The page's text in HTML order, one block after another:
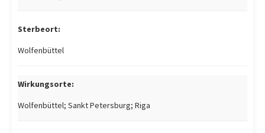
Sterbeort:
Wolfenbüttel
Wirkungsorte:
Wolfenbüttel; Sankt Petersburg; Riga